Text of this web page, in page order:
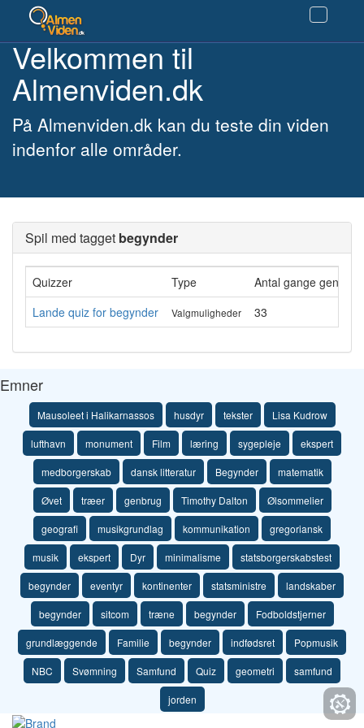
Velkommen til
Almenviden.dk
På Almenviden.dk kan du teste din viden
indenfor alle områder.
Spil med tagget begynder
Quizzer Type
Antal gange
Lande quiz for begynder
Valgmuligheder 33
Emner
Mausoleet i Halikarnassos husdyr tekster Lisa Kudrow
lufthavn monument Film læring sygepleje ekspert
medborgerskab dansk litteratur Begynder matematik
Øvet træer genbrug Timothy Dalton Ølsommelier
geografi musikgrundlag kommunikation gregoriansk
musik ekspert Dyr minimalisme statsborgerskabstest
begynder eventyr kontinenter statsministre landskaber
begynder sitcom træne begynder Fodboldstjerner
grundlæggende Familie begynder indfødsret Popmusik
NBC Svømning Samfund Quiz geometri samfund
jorden